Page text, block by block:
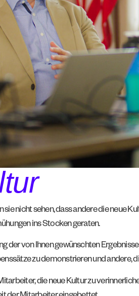
nicht sehen, dass andere die neue
ins Stocken geraten.
von Ihnen gewünschten
zu demonstrieren und andere,
die neue Kultur zu